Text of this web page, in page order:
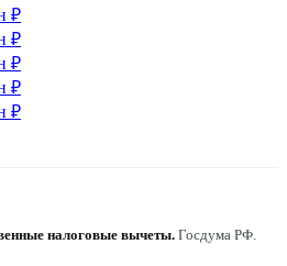
₽
₽
₽
₽
₽
налоговые вычеты. Госдума РФ.